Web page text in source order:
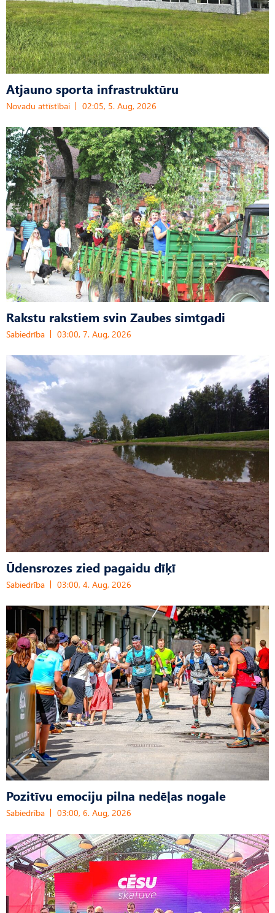
Atjauno sporta infrastruktūru
Novadu attīstībai 02:05, 5. Aug, 2026
Rakstu rakstiem svin Zaubes simtgadi
Sabiedrība 03:00, 7. Aug, 2026
Ūdensrozes zied pagaidu dīķī
Sabiedrība 03:00, 4. Aug, 2026
Pozitīvu emociju pilna nedēļas nogale
Sabiedrība 03:00, 6. Aug, 2026